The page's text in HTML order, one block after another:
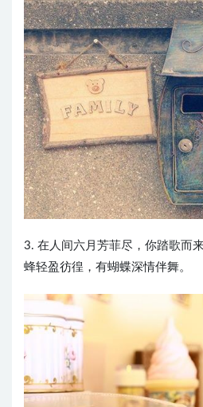
3. 在人间六月芳菲尽，你踏歌而
蜂轻盈彷徨，有蝴蝶深情伴舞。